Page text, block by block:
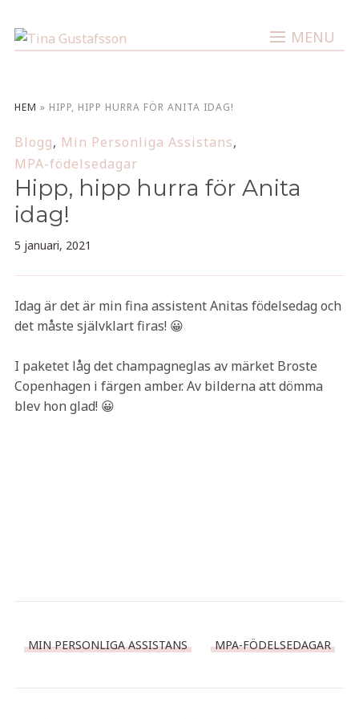
MENU
HEM » HIPP, HIPP HURRA FÖR ANITA IDAG!
Blogg, Min Personliga Assistans,
MPA-födelsedagar
Hipp, hipp hurra för Anita
idag!
5 januari, 2021
Idag är det är min fina assistent Anitas födelsedag och
det måste självklart firas! 😀
I paketet låg det champagneglas av märket Broste
Copenhagen i färgen amber. Av bilderna att dömma
blev hon glad! 😀
MIN PERSONLIGA ASSISTANS MPA-FÖDELSEDAGAR